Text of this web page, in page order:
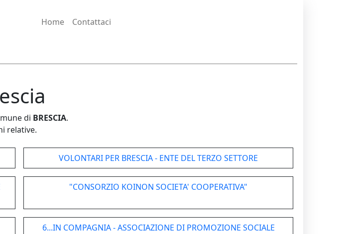
Home Contattaci
di BRESCIA.
relative.
VOLONTARI PER BRESCIA - ENTE DEL TERZO SETTORE
"CONSORZIO KOINON SOCIETA' COOPERATIVA"
6...IN COMPAGNIA - ASSOCIAZIONE DI PROMOZIONE SOCIALE